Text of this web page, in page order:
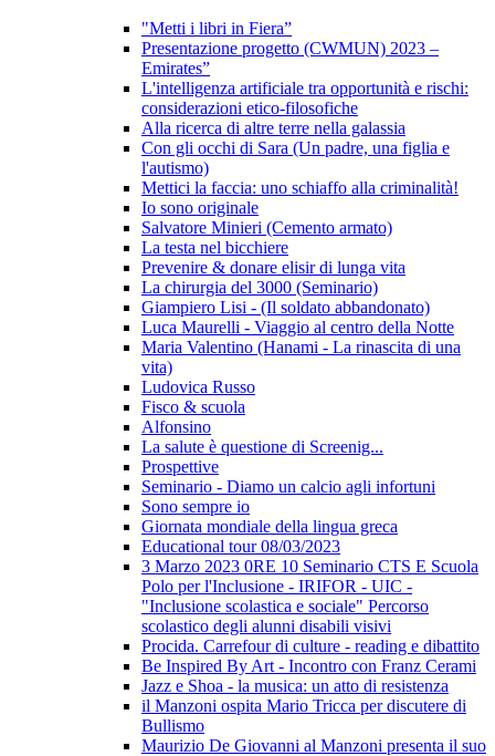
"Metti i libri in Fiera”
Presentazione progetto (CWMUN) 2023 –
Emirates”
L'intelligenza artificiale tra opportunità e rischi:
considerazioni etico-filosofiche
Alla ricerca di altre terre nella galassia
Con gli occhi di Sara (Un padre, una figlia e
l'autismo)
Mettici la faccia: uno schiaffo alla criminalità!
Io sono originale
Salvatore Minieri (Cemento armato)
La testa nel bicchiere
Prevenire & donare elisir di lunga vita
La chirurgia del 3000 (Seminario)
Giampiero Lisi - (Il soldato abbandonato)
Luca Maurelli - Viaggio al centro della Notte
Maria Valentino (Hanami - La rinascita di una
vita)
Ludovica Russo
Fisco & scuola
Alfonsino
La salute è questione di Screenig...
Prospettive
Seminario - Diamo un calcio agli infortuni
Sono sempre io
Giornata mondiale della lingua greca
Educational tour 08/03/2023
3 Marzo 2023 0RE 10 Seminario CTS E Scuola
Polo per l'Inclusione - IRIFOR - UIC -
"Inclusione scolastica e sociale" Percorso
scolastico degli alunni disabili visivi
Procida. Carrefour di culture - reading e dibattito
Be Inspired By Art - Incontro con Franz Cerami
Jazz e Shoa - la musica: un atto di resistenza
il Manzoni ospita Mario Tricca per discutere di
Bullismo
Maurizio De Giovanni al Manzoni presenta il suo